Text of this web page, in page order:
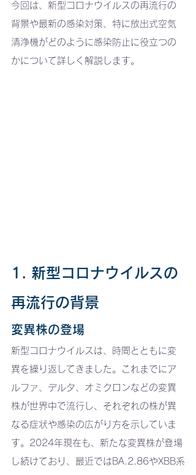
今回は、新型コロナウイルスの再流行の
背景や最新の感染対策、特に放出式空気
清浄機がどのように感染防止に役立つの
かについて詳しく解説します。
1. 新型コロナウイルスの
再流行の背景
変異株の登場
新型コロナウイルスは、時間とともに変
異を繰り返してきました。これまでにア
ルファ、デルタ、オミクロンなどの変異
株が世界中で流行し、それぞれの株が異
なる症状や感染の広がり方を示していま
す。2024年現在も、新たな変異株が登場
し続けており、最近ではBA.2.86やXBB系